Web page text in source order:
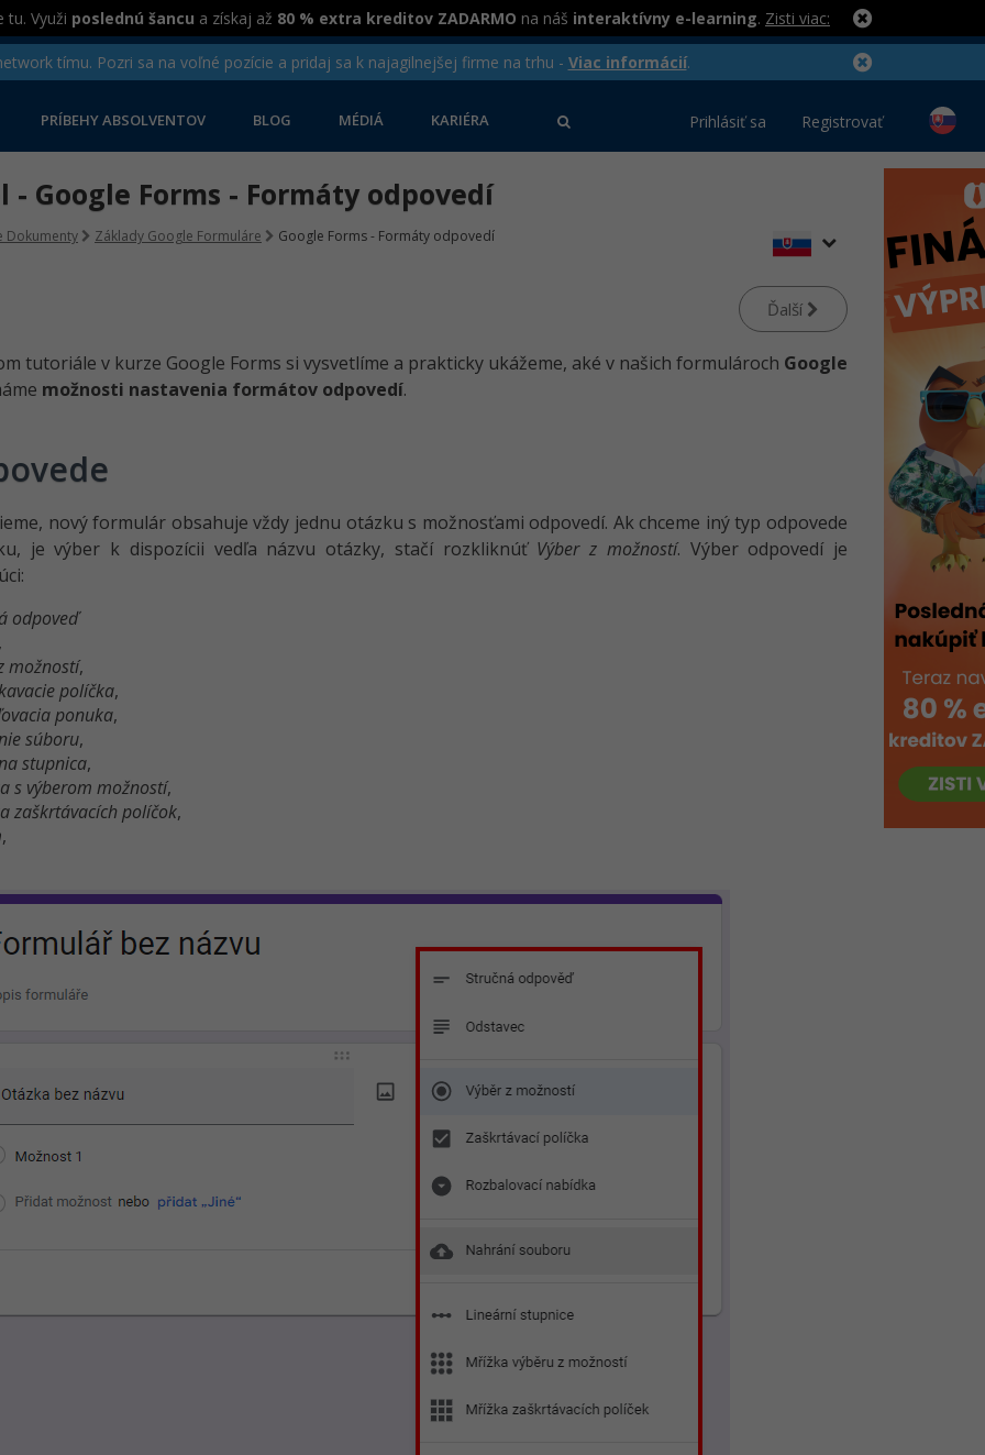
Využi poslednú šancu a získaj až 80 % extra kreditov ZADARMO na náš interaktívny e-learning. Zisti viac:
tímu. Pozri sa na voľné pozície a pridaj sa k najagilnejšej firme na trhu - Viac informácií.
PRÍBEHY ABSOLVENTOV BLOG MÉDIÁ KARIÉRA Prihlásiť sa Registrovať
- Google Forms - Formáty odpovedí
Dokumenty Základy Google Formuláre Google Forms - Formáty odpovedí
Ďalší
tutoriále v kurze Google Forms si vysvetlíme a prakticky ukážeme, aké v našich formulároch Google
možnosti nastavenia formátov odpovedí.
nový formulár obsahuje vždy jednu otázku s možnosťami odpovedí. Ak chceme iný typ odpovede
je výber k dispozícii vedľa názvu otázky, stačí rozkliknúť Výber z možností. Výber odpovedí je
odpoveď
možností,
políčka,
ponuka,
súboru,
stupnica,
s výberom možností,
zaškrtávacích políčok,
,